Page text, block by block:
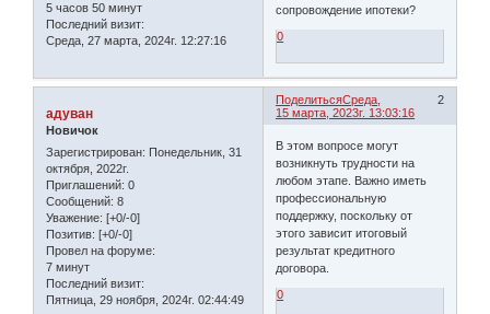
5 часов 50 минут
Последний визит:
Среда, 27 марта, 2024г. 12:27:16
сопровождение ипотеки?
0
Поделиться 2
Среда,
15 марта, 2023г. 13:03:16
адуван
Новичок
Зарегистрирован: Понедельник, 31
октября, 2022г.
Приглашений: 0
Сообщений: 8
Уважение: [+0/-0]
Позитив: [+0/-0]
Провел на форуме:
7 минут
Последний визит:
Пятница, 29 ноября, 2024г. 02:44:49
В этом вопросе могут
возникнуть трудности на
любом этапе. Важно иметь
профессиональную
поддержку, поскольку от
этого зависит итоговый
результат кредитного
договора.
0